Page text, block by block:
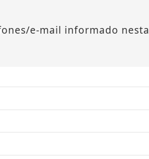
e-mail informado nesta